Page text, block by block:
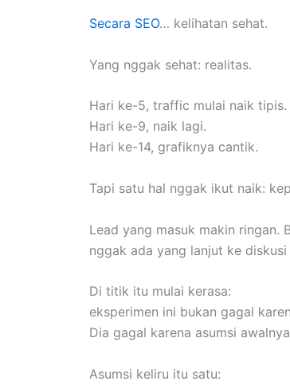
Secara SEO… kelihatan sehat.
Yang nggak sehat: realitas.
Hari ke-5, traffic mulai naik tipis.
Hari ke-9, naik lagi.
Hari ke-14, grafiknya cantik.
Tapi satu hal nggak ikut naik:
Lead yang masuk makin ringan.
nggak ada yang lanjut ke diskusi
Di titik itu mulai kerasa:
eksperimen ini bukan gagal
Dia gagal karena asumsi
Asumsi keliru itu satu: